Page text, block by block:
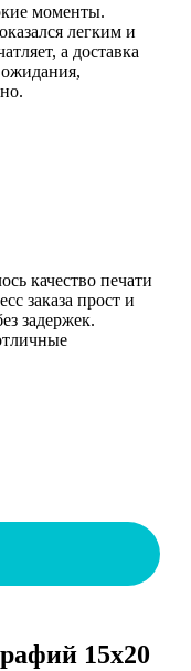
моменты.
легким и
а доставка
ожидания,
качество печати
заказа прост и
задержек.
15х20